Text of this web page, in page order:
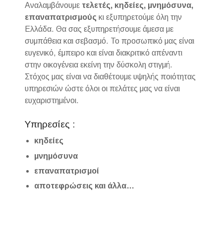
Αναλαμβάνουμε τελετές, κηδείες, μνημόσυνα,
επαναπατρισμούς κι εξυπηρετούμε όλη την
Ελλάδα. Θα σας εξυπηρετήσουμε άμεσα με
συμπάθεια και σεβασμό. Το προσωπικό μας είναι
ευγενικό, έμπειρο και είναι διακριτικό απέναντι
στην οικογένεια εκείνη την δύσκολη στιγμή.
Στόχος μας είναι να διαθέτουμε υψηλής ποιότητας
υπηρεσιών ώστε όλοι οι πελάτες μας να είναι
ευχαριστημένοι.
Υπηρεσίες :
κηδείες
μνημόσυνα
επαναπατρισμοί
αποτεφρώσεις και άλλα…